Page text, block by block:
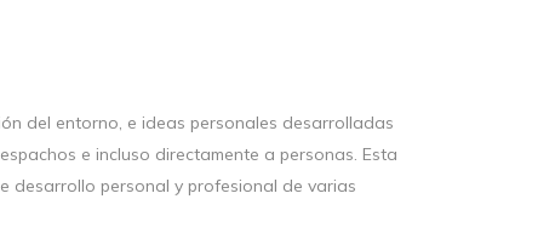
del entorno, e ideas personales desarrolladas
e incluso directamente a personas. Esta
desarrollo personal y profesional de varias